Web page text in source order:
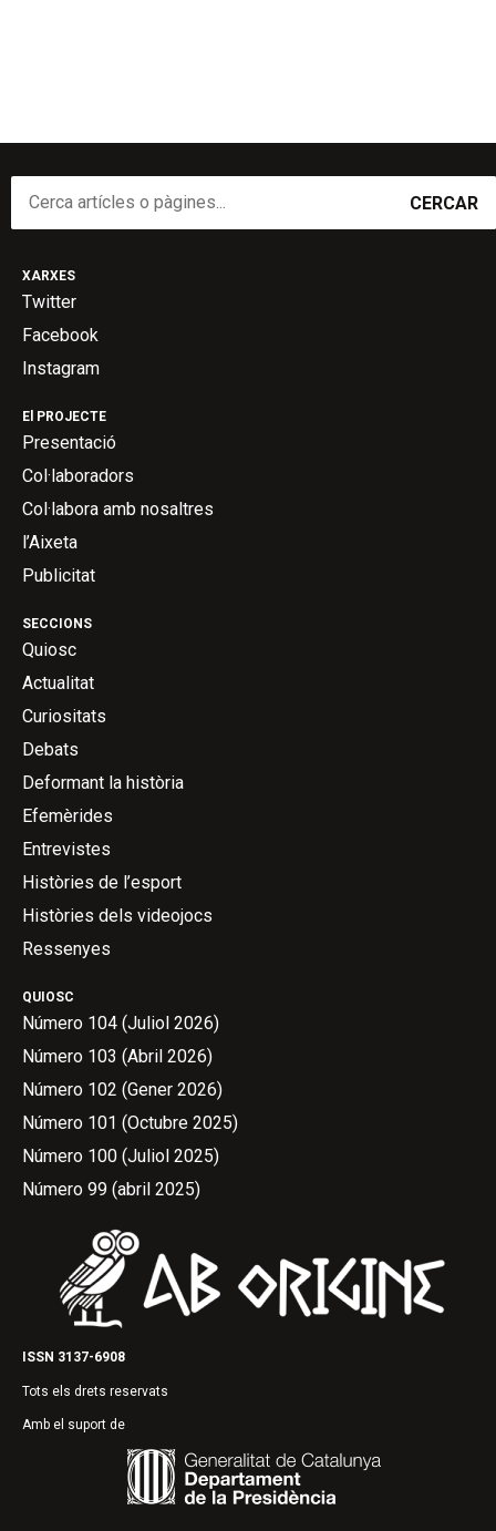
CERCAR
ISSN 3137-6908
Tots els drets reservats
Amb el suport de
QUIOSC
Número 104 (Juliol 2026)
Número 103 (Abril 2026)
Número 102 (Gener 2026)
Número 101 (Octubre 2025)
Número 100 (Juliol 2025)
Número 99 (abril 2025)
SECCIONS
Quiosc
Actualitat
Curiositats
Debats
Deformant la història
Efemèrides
Entrevistes
Històries de l’esport
Històries dels videojocs
Ressenyes
El PROJECTE
Presentació
Col·laboradors
Col·labora amb nosaltres
l’Aixeta
Publicitat
XARXES
Twitter
Facebook
Instagram